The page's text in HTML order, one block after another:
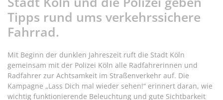
Tipps rund ums verkehrssichere
Fahrrad.
Mit Beginn der dunklen Jahreszeit ruft die Stadt Köln
gemeinsam mit der Polizei Köln alle Radfahrerinnen und
Radfahrer zur Achtsamkeit im Straßenverkehr auf. Die
Kampagne „Lass Dich mal wieder sehen!“ erinnert daran, wie
wichtig funktionierende Beleuchtung und gute Sichtbarkeit